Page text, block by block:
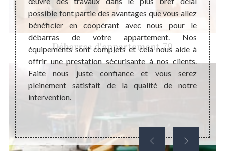
Débarras d'appartement 79
à
et
votre
possible font partie des avantages que vous allez
bénéficier en coopérant avec nous pour le
débarras de votre appartement. Nos
équipements sont complets et cela nous aide à
offrir une prestation sécurisante à nos clients.
Faite nous juste confiance et vous serez
pleinement satisfait de la qualité de notre
intervention.
sur